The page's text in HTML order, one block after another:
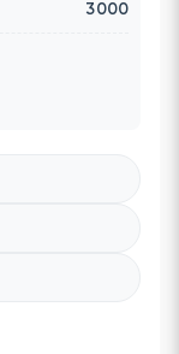
3000